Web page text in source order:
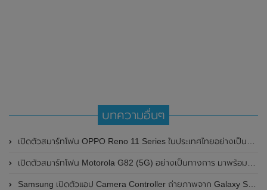
บทความอื่นๆ
เปิดตัวสมาร์ทโฟน OPPO Reno 11 Series ในประเทศไทยอย่างเป็นทางการแล้ว
เปิดตัวสมาร์ทโฟน Motorola G82 (5G) อย่างเป็นทางการ มาพร้อมกล้องหลังพร้อมกันสั่น OIS ความละเอียด 50MP
Samsung เปิดตัวแอป Camera Controller ถ่ายภาพจาก Galaxy S20 ผ่าน Galaxy Watch ได้แล้ว